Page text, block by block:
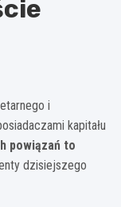
i
kapitału
powiązań to
dzisiejszego